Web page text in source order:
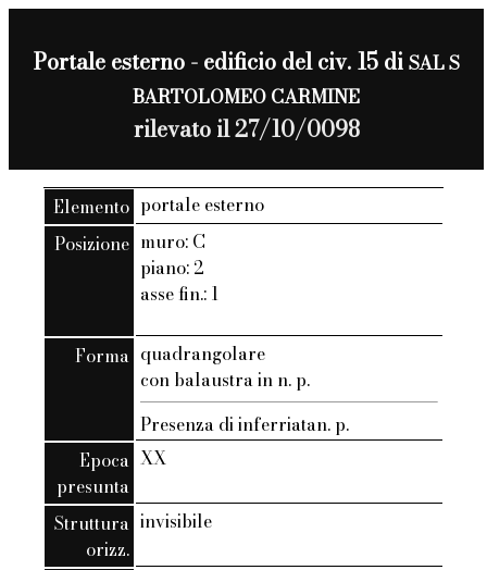
Portale esterno - edificio del civ. 15 diSAL S
BARTOLOMEO CARMINE
rilevato il 27/10/0098
Elemento portale esterno
Posizione muro: C
piano: 2
asse fin.: 1
Forma quadrangolare
con balaustra in n. p.
Presenza di inferriatan. p.
Epoca
presunta
XX
Struttura
orizz.
invisibile